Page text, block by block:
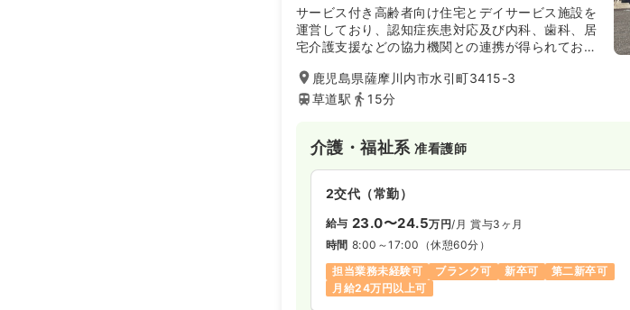
サービス付き高齢者向け住宅とデイサービス施設を
運営しており、認知症疾患対応及び内科、歯科、居
宅介護支援などの協力機関との連携が得られており
ご利用される皆様に「楽しんで元気になる」「不自
由のない生活」、ご家族には「安心できる」ことを
鹿児島県薩摩川内市水引町3415-3
草道駅
15分
介護・福祉系准看護師
2交代（常勤）
給与 23.0〜24.5万円/月 賞与3ヶ月
時間 8:00～17:00 （休憩60分）
担当業務未経験可
ブランク可 新卒可
第二新卒可
月給24万円以上可